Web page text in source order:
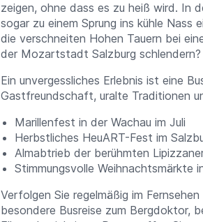
zeigen, ohne dass es zu heiß wird. In
sogar zu einem Sprung ins kühle
die verschneiten Hohen Tauern bei
der Mozartstadt Salzburg
Ein unvergessliches Erlebnis ist eine
Gastfreundschaft, uralte Traditionen
Marillenfest in der Wachau im Juli
Herbstliches HeuART-Fest im
Almabtrieb der berühmten
Stimmungsvolle Weihnachtsmärkte
Verfolgen Sie regelmäßig im
besondere Busreise zum Bergdoktor,